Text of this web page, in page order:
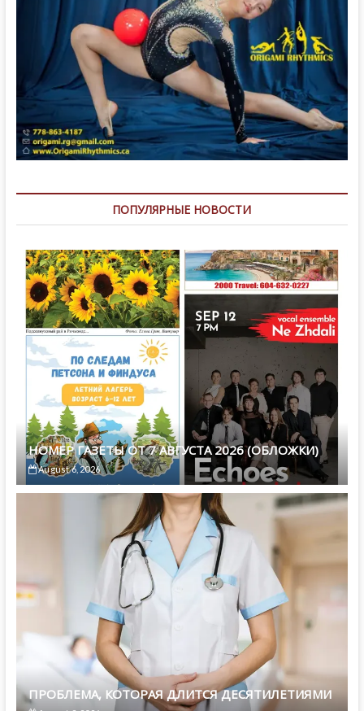
ПОПУЛЯРНЫЕ НОВОСТИ
НОМЕР ГАЗЕТЫ ОТ 7 АВГУСТА 2026 (ОБЛОЖКИ)
August 6, 2026
ПРОБЛЕМА, КОТОРАЯ ДЛИТСЯ ДЕСЯТИЛЕТИЯМИ